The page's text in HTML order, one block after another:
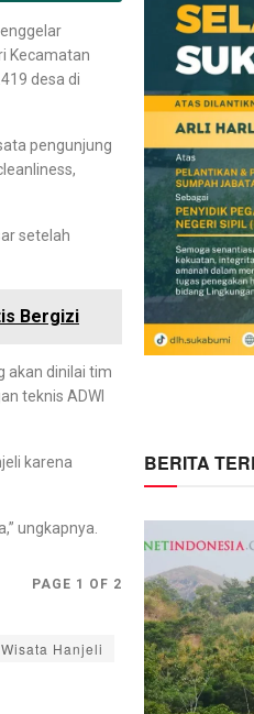
Kecamatan
desa di
pengunjung
setelah
Bergizi
akan dinilai tim
teknis ADWI
karena
ungkapnya.
PAGE 1 OF 2
Hanjeli
BERITA